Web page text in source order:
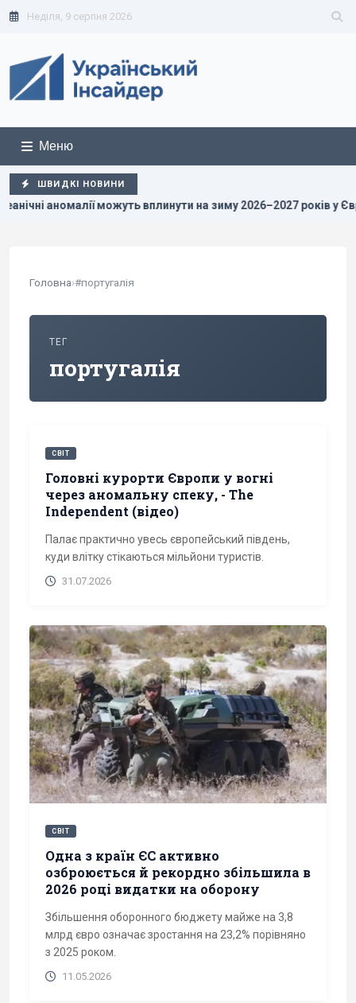
Неділя, 9 серпня 2026
Меню
ШВИДКІ НОВИНИ
можуть вплинути на зиму 2026–2027 років у Європі
Головна›#португалія
ТЕГ
португалія
СВІТ
Головні курорти Європи у вогні
через аномальну спеку, - The
Independent (відео)
Палає практично увесь європейський південь,
куди влітку стікаються мільйони туристів.
31.07.2026
СВІТ
Одна з країн ЄС активно
озброюється й рекордно збільшила в
2026 році видатки на оборону
Збільшення оборонного бюджету майже на 3,8
млрд євро означає зростання на 23,2% порівняно
з 2025 роком.
11.05.2026